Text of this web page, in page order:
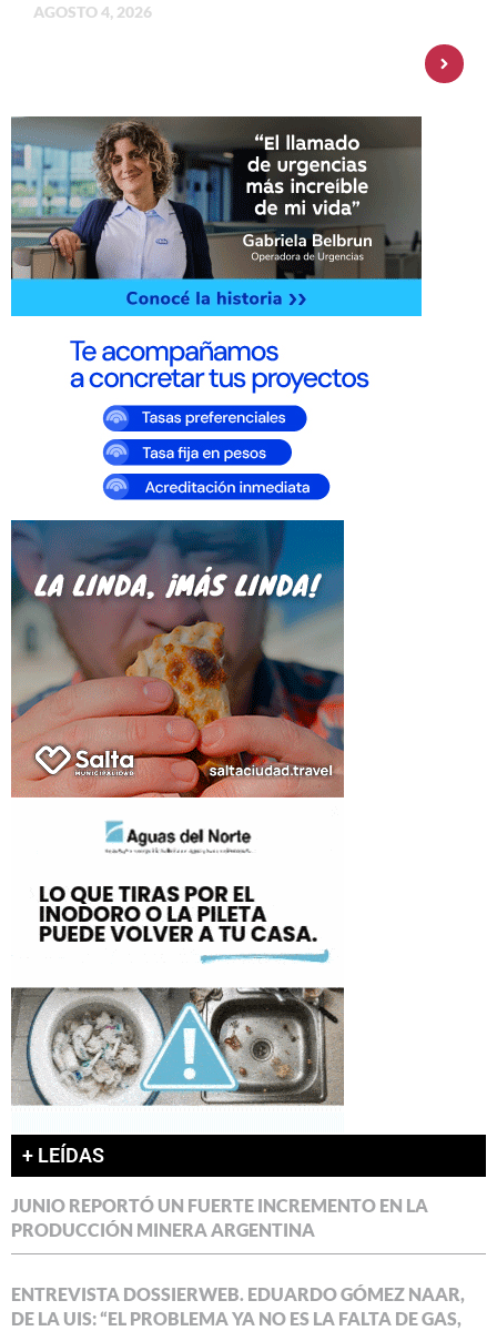
AGOSTO 4, 2026
+ LEÍDAS
JUNIO REPORTÓ UN FUERTE INCREMENTO EN LA
PRODUCCIÓN MINERA ARGENTINA
ENTREVISTA DOSSIERWEB. EDUARDO GÓMEZ NAAR,
DE LA UIS: “EL PROBLEMA YA NO ES LA FALTA DE GAS,